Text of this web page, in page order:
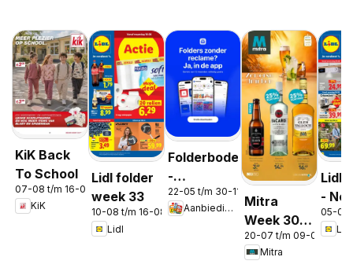
KiK Back
To School
07-08 t/m 16-08-2026
KiK
Lidl folder
week 33
10-08 t/m 16-08-2026
Lidl
Folderbode
-
Aanbiedingen
in de app
22-05 t/m 30-11-2026
Aanbiedingen
Mitra
Week 30 &
31
20-07 t/m 09-08-2026
Mitra
Lidl
-
05-08
Lidl